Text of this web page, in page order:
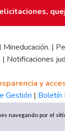
| Notificaciones
y
Gestión | Boletín
navegando por el